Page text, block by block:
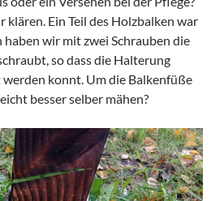
klären. Ein Teil des Holzbalken war
wir mit zwei Schrauben die
so dass die Halterung
konnt. Um die Balkenfüße
besser selber mähen?